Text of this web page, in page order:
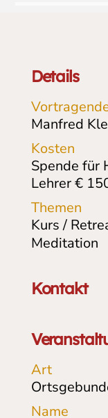
Details
Manfred
Kosten
Spende für
Lehrer €
Themen
Kurs /
Meditation
Kontakt
Art
Name